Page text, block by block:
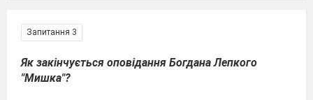
Запитання 3
Як закінчується оповідання Богдана Лепкого
"Мишка"?